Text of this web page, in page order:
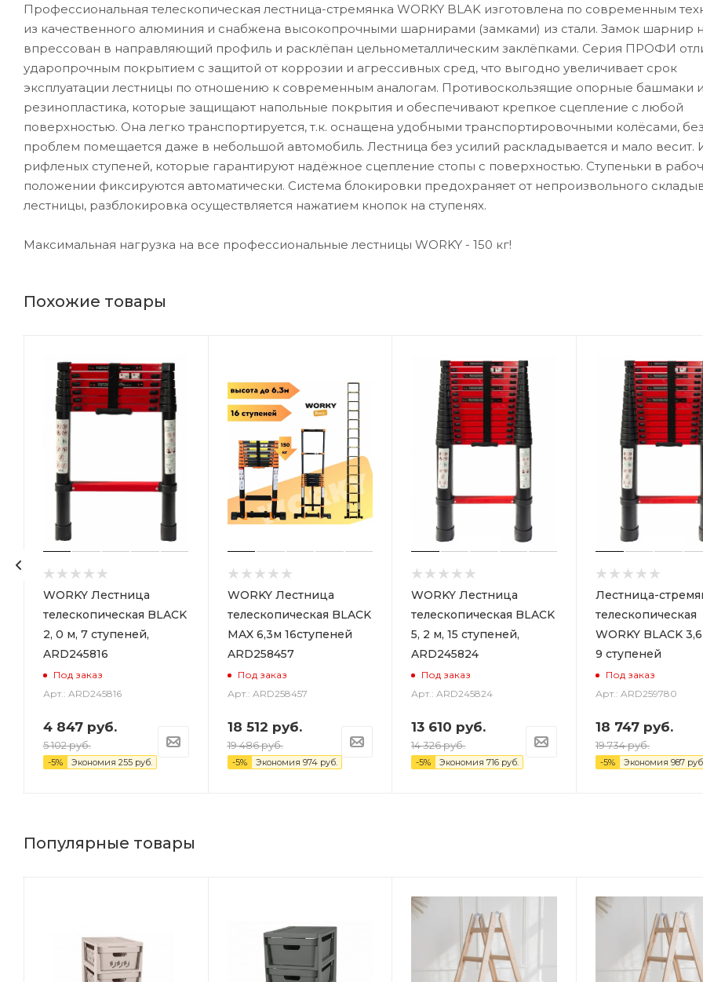
Профессиональная телескопическая лестница-стремянка WORKY BLAK изготовлена по современным
из качественного алюминия и снабжена высокопрочными шарнирами (замками) из стали. Замок шарнир
впрессован в направляющий профиль и расклёпан цельнометаллическим заклёпками. Серия ПРОФИ
ударопрочным покрытием с защитой от коррозии и агрессивных сред, что выгодно увеличивает срок
эксплуатации лестницы по отношению к современным аналогам. Противоскользящие опорные башмаки
резинопластика, которые защищают напольные покрытия и обеспечивают крепкое сцепление с любой
поверхностью. Она легко транспортируется, т.к. оснащена удобными транспортировочными колёсами, без
проблем помещается даже в небольшой автомобиль. Лестница без усилий раскладывается и мало весит.
рифленых ступеней, которые гарантируют надёжное сцепление стопы с поверхностью. Cтупеньки в
положении фиксируются автоматически. Система блокировки предохраняет от непроизвольного
лестницы, разблокировка осуществляется нажатием кнопок на ступенях.
Максимальная нагрузка на все профессиональные лестницы WORKY - 150 кг!
Похожие товары
WORKY Лестница
телескопическая BLACK
2, 0 м, 7 ступеней,
ARD245816
Под заказ
Арт.: ARD245816
4 847руб.
5 102руб.
-5% Экономия 255руб.
WORKY Лестница
телескопическая BLACK
MAX 6,3м 16ступеней
ARD258457
Под заказ
Арт.: ARD258457
18 512 руб.
19 486руб.
-5% Экономия 974руб.
WORKY Лестница
телескопическая BLACK
5, 2 м, 15 ступеней,
ARD245824
Под заказ
Арт.: ARD245824
13 610 руб.
14 326руб.
-5% Экономия 716 руб.
Лестница-
телескопическая
WORKY BLACK
9 ступеней
Под заказ
Арт.: ARD259780
18 747 руб.
19 734руб.
-5% Экономия 987
Популярные товары